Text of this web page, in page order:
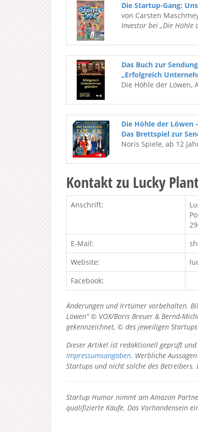
Die Startup-Gang:
von Carsten
Investor bei „Die Höhle
Das Buch zur
„Erfolgreich
Die Höhle der Löwen,
Die Höhle der Löwen
Das Brettspiel zur
Noris Spiele, ab 12
Kontakt zu Lucky Plant
Anschrift:
E-Mail:
Website:
Facebook:
Änderungen und Irrtümer vorbehalten.
Löwen“ © VOX/Boris Breuer & Bernd-
gekennzeichnet, © des jeweiligen
Dieser Artikel ist redaktionell geprüft
Impressumsangaben. Werbliche
Startups und nicht solche des Betreibers.
Startup Humor nimmt am Amazon
qualifizierte Käufe. Das Vorhandensein